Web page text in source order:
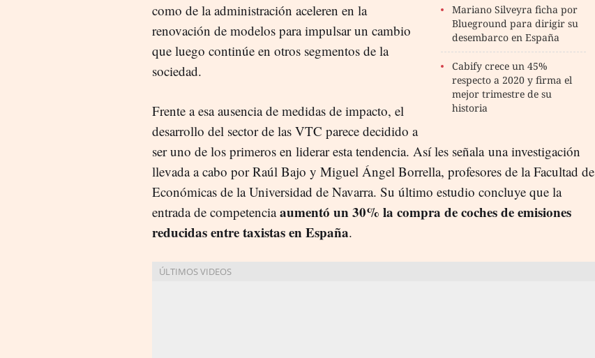
Mariano Silveyra ficha por
Blueground para dirigir su
desembarco en España
Cabify crece un 45%
respecto a 2020 y firma el
mejor trimestre de su
historia
como de la administración aceleren en la
renovación de modelos para impulsar un cambio
que luego continúe en otros segmentos de la
sociedad.
Frente a esa ausencia de medidas de impacto, el
desarrollo del sector de las VTC parece decidido a
ser uno de los primeros en liderar esta tendencia. Así les señala una investigación
llevada a cabo por Raúl Bajo y Miguel Ángel Borrella, profesores de la Facultad de
Económicas de la Universidad de Navarra. Su último estudio concluye que la
entrada de competenciaaumentó un 30% la compra de coches de emisiones
reducidas entre taxistas en España.